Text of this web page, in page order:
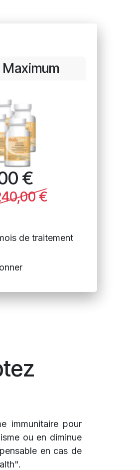
€
€
de traitement
immunitaire pour
ou en diminue
en cas de